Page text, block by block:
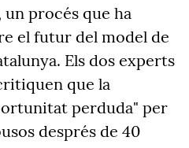
un procés que ha
el futur del model de
Els dos experts
ritiquen que la
perduda" per
després de 40